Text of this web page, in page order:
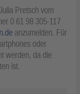
Pretsch vom
0 61 98 305-117
anzumelden. Für
oder
werden, da die
ist.